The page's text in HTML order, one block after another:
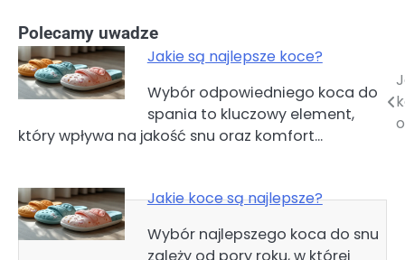
Polecamy uwadze
Jakie są najlepsze koce?
Wybór odpowiedniego koca do
spania to kluczowy element,
który wpływa na jakość snu oraz komfort…
Jakie koce są najlepsze?
Wybór najlepszego koca do snu
zależy od pory roku, w której
Nawigacja